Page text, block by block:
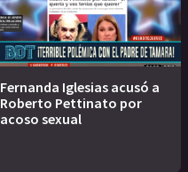
Fernanda Iglesias acusó a
Roberto Pettinato por
acoso sexual